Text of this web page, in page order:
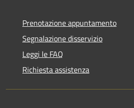
Prenotazione appuntamento
Segnalazione disservizio
Leggi le FAQ
Richiesta assistenza